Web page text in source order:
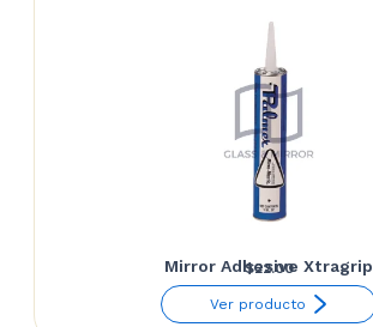
Mirror Adhesive Xtragrip
$22.00
Ver producto